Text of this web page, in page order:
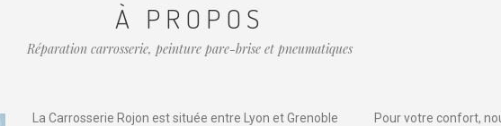
À PROPOS
Réparation carrosserie, peinture pare-brise et pneumatiques
La Carrosserie Rojon est située entre Lyon et Grenoble
Pour votre confort,